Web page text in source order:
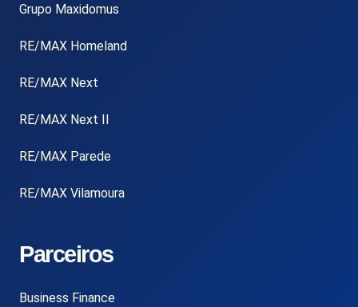
Grupo Maxidomus
RE/MAX Homeland
RE/MAX Next
RE/MAX Next II
RE/MAX Parede
RE/MAX Vilamoura
Parceiros
Business Finance